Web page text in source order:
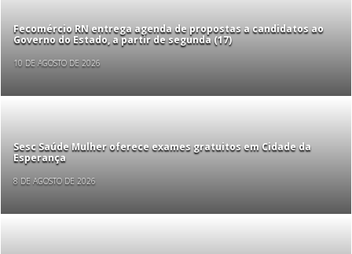
Fecomércio RN entrega agenda de propostas a candidatos ao
Governo do Estado, a partir de segunda (17)
10 DE AGOSTO DE 2026
Sesc Saúde Mulher oferece exames gratuitos em Cidade da
Esperança
8 DE AGOSTO DE 2026